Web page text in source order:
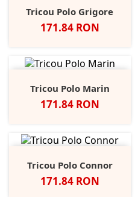
Tricou Polo Grigore
Pret
171.84 RON
Tricou Polo Marin
Pret
171.84 RON
Tricou Polo Connor
Pret
171.84 RON